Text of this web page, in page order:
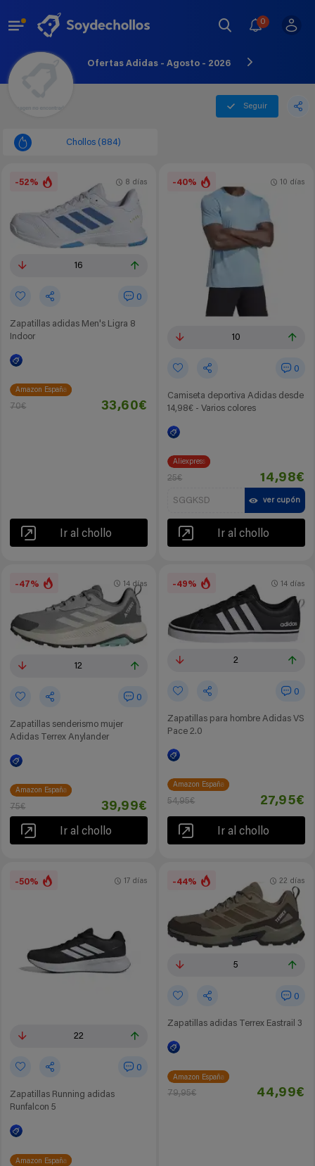
0
Ofertas Adidas - Agosto - 2026
Seguir
Chollos (884)
-52%
16
0
Zapatillas adidas Men's Ligra 8
Indoor
8 días
Amazon España
70€ 33,60€
Ir al chollo
-40%
10
0
Camiseta deportiva Adidas desde
14,98€ - Varios colores
10 días
Aliexpress
25€ 14,98€
SGGKSD ver cupón
Ir al chollo
-47%
12
0
Zapatillas senderismo mujer
Adidas Terrex Anylander
14 días
Amazon España
75€ 39,99€
Ir al chollo
-49%
2
0
Zapatillas para hombre Adidas VS
Pace 2.0
14 días
Amazon España
54,95€ 27,95€
Ir al chollo
-50%
22
0
Zapatillas Running adidas
Runfalcon 5
17 días
Amazon España
-44%
5
0
Zapatillas adidas Terrex Eastrail 3
22 días
Amazon España
79,95€ 44,99€